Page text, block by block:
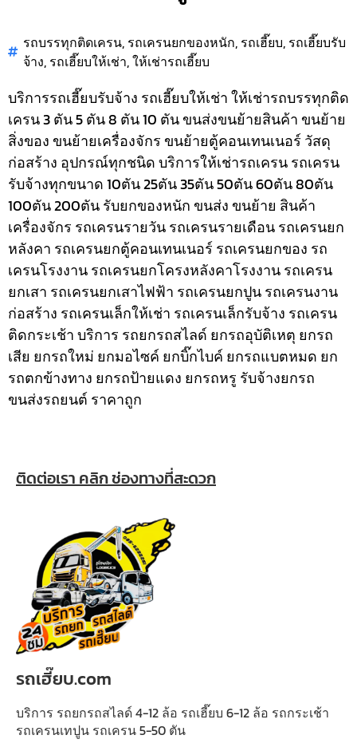
รถบรรทุกติดเครน, รถเครนยกของหนัก, รถเฮี๊ยบ, รถเฮี๊ยบรับ
จ้าง, รถเฮี๊ยบให้เช่า,ให้เช่ารถเฮี๊ยบ
บริการรถเฮี๊ยบรับจ้าง รถเฮี๊ยบให้เช่า ให้เช่ารถบรรทุกติด
เครน 3 ตัน 5 ตัน 8 ตัน 10 ตัน ขนส่งขนย้ายสินค้า ขนย้าย
สิ่งของ ขนย้ายเครื่องจักร ขนย้ายตู้คอนเทนเนอร์ วัสดุ
ก่อสร้าง อุปกรณ์ทุกชนิดบริการให้เช่ารถเครน รถเครน
รับจ้างทุกขนาด 10ตัน 25ตัน 35ตัน 50ตัน 60ตัน 80ตัน
100ตัน 200ตัน รับยกของหนัก ขนส่ง ขนย้าย สินค้า
เครื่องจักร รถเครนรายวัน รถเครนรายเดือน รถเครนยก
หลังคา รถเครนยกตู้คอนเทนเนอร์ รถเครนยกของ รถ
เครนโรงงาน รถเครนยกโครงหลังคาโรงงาน รถเครน
ยกเสา รถเครนยกเสาไฟฟ้า รถเครนยกปูน รถเครนงาน
ก่อสร้าง รถเครนเล็กให้เช่า รถเครนเล็กรับจ้าง รถเครน
ติดกระเช้าบริการ รถยกรถสไลด์ ยกรถอุบัติเหตุ ยกรถ
เสีย ยกรถใหม่ ยกมอไซค์ ยกบิ๊กไบค์ ยกรถแบตหมด ยก
รถตกข้างทาง ยกรถป้ายแดง ยกรถหรู รับจ้างยกรถ
ขนส่งรถยนต์ ราคาถูก
ติดต่อเรา คลิก ช่องทางที่สะดวก
รถเฮี๊ยบ.com
บริการ รถยกรถสไลด์ 4-12 ล้อ รถเฮี๊ยบ 6-12 ล้อ รถกระเช้า
รถเครนเทปูน รถเครน 5-50 ตัน